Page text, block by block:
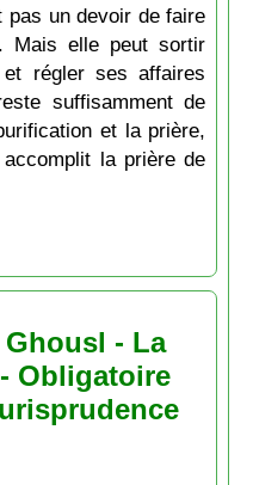
un devoir de faire
Mais elle peut sortir
régler ses affaires
suffisamment de
et la prière,
la prière de
- La
Obligatoire